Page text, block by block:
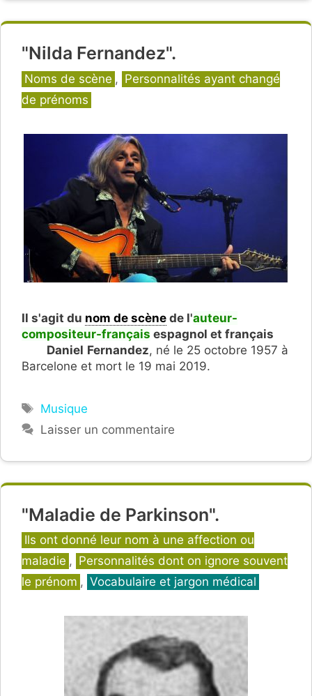
"Nilda Fernandez".
Catégories
Noms de scène , Personnalités ayant changé
de prénoms
Il s'agit du nom de scène de l'auteur-
compositeur-français espagnol et français
Daniel Fernandez, né le 25 octobre 1957 à
Barcelone et mort le 19 mai 2019.
Étiquettes
Musique
Laisser un commentaire
"Maladie de Parkinson".
Catégories
Ils ont donné leur nom à une affection ou
maladie , Personnalités dont on ignore souvent
le prénom , Vocabulaire et jargon médical